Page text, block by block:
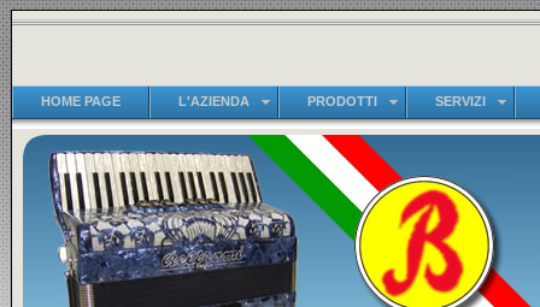
HOME PAGE L'AZIENDA PRODOTTI SERVIZI